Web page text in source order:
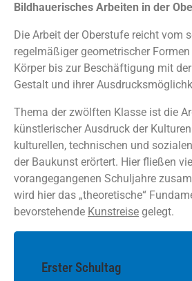
Bildhauerisches Arbeiten in der
Die Arbeit der Oberstufe reicht vom
regelmäßiger geometrischer
Körper bis zur Beschäftigung mit
Gestalt und ihrer
Thema der zwölften Klasse ist die
künstlerischer Ausdruck der
kulturellen, technischen und
der Baukunst erörtert. Hier fließen
vorangegangenen Schuljahre
wird hier das „theoretische“
bevorstehende Kunstreise gelegt.
Erster Schultag